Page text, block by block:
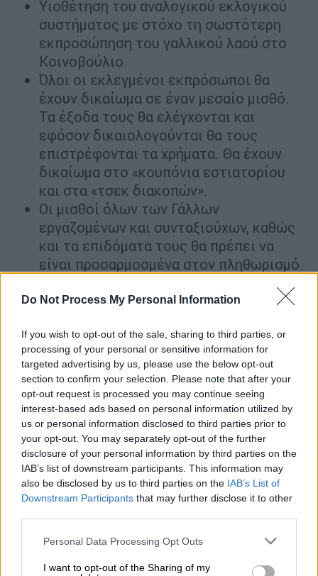
Do Not Process My Personal Information
If you wish to opt-out of the sale, sharing to third parties, or
processing of your personal or sensitive information for
targeted advertising by us, please use the below opt-out
section to confirm your selection. Please note that after your
opt-out request is processed you may continue seeing
interest-based ads based on personal information utilized by
us or personal information disclosed to third parties prior to
your opt-out. You may separately opt-out of the further
disclosure of your personal information by third parties on the
IAB’s list of downstream participants. This information may
also be disclosed by us to third parties on the IAB’s List of
Downstream Participants that may further disclose it to other
Please note that this website/app uses one or more Google
not limited to your visit or usage behaviour. You may click to
Personal Data Processing Opt Outs
I want to opt-out of the Sharing of my
Υιοθέτηση του αναλογικού εκλογικού
συστήματος με στόχο τη σωστότερη
εκπροσώπηση του γαλλικού λαού στο
Κοινοβούλιο.
Όλοι οι εκλεγμένοι εκπρόσωποι θα
έχουν δικαίωμα σε έναν μεσαίο μισθό.
Τα έξοδα τους θα ελέγχονται και
εφόσον δικαιολογούνται θα τους
επιστρέφονται τα χρήματα. Θα έχουν
δικαίωμα στο «κουπόνια εστιατορίου
και στα «τσεκ διακοπών».
Οι μισθοί όλων των Γάλλων
εργαζομένων και συνταξιούχων, καθώς
και τα επιδόματα τους θα πρέπει να
είναι προσαρμοσμένα στον πληθωρισμό.
Απαγόρευση της μετεγκατάστασης
είναι η προστασία της τεχνογνωσίας
μας, του savoir-faire και των θέσεων
εργασίας.
Τέλος της αποσπασμένης εργασίας.
Είναι αφύσικο για άτομο που εργάζεται
σε γαλλικό έδαφος να μην επωφελείται
των ίδιων δικαιωμάτων και του ίδιου
μισθού. Όλοι οι άνθρωποι έχουν άδεια
να εργάζονται στο γαλλικό έδαφος θα
πρέπει να είναι ίσοι εργασιακά με τους
Γάλλους πολίτες και οι εργοδότες τους
να τους αμείβουν με τον ίδιο τρόπο που